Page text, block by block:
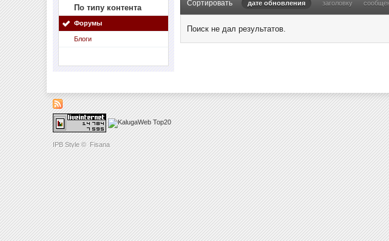
IPB Style © Fisana
По типу контента
Форумы
Блоги
Сортировать дате обновления заголовку
Поиск не дал результатов.